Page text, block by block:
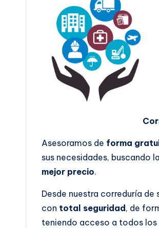
Asesoramos de forma
sus necesidades, buscando
mejor precio.
Desde nuestra correduría de
con total seguridad , de
teniendo acceso a todos los